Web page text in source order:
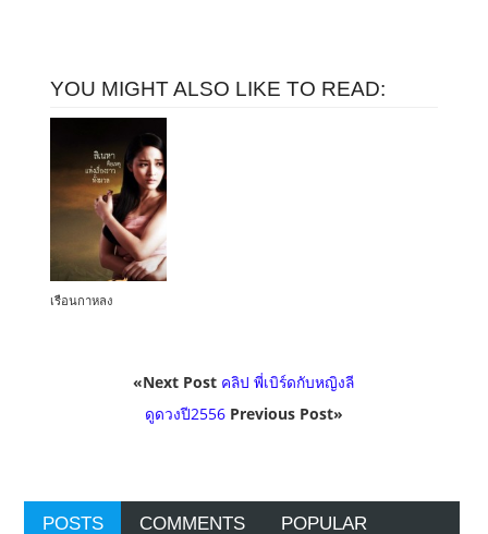
YOU MIGHT ALSO LIKE TO READ:
เรือนกาหลง
«Next Post คลิป พี่เบิร์ดกับหญิงลี
ดูดวงปี2556Previous Post»
POSTS COMMENTS POPULAR